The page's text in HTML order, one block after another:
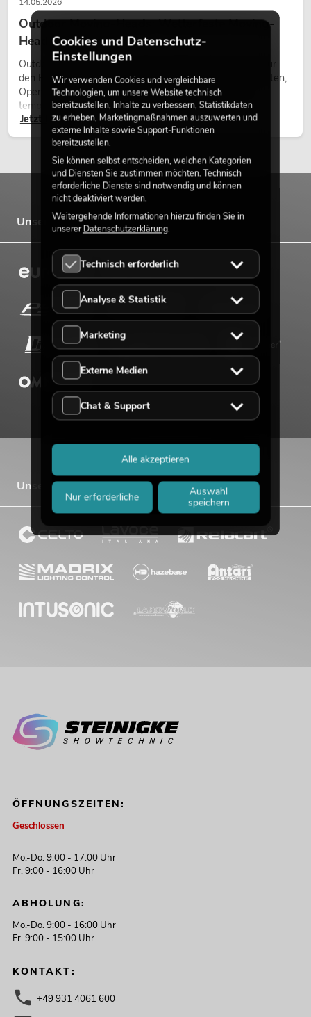
Outdoor Moving-Heads: Wetterfeste Moving-
Heads bei Events
Outdoor Moving-Heads sind bewegliche Scheinwerfer für
den Einsatz im Freien. Sie werden bei Festivals, Stadtfesten,
Open-Air-Konzerten, Architekturinszenierungen und
temporären Außeninstallationen eingesetzt.
Jetzt lesen
Unsere Marken
Unsere Vertriebsmarken
ÖFFNUNGSZEITEN:
Geschlossen
Mo.-Do. 9:00 - 17:00 Uhr
Fr. 9:00 - 16:00 Uhr
ABHOLUNG:
Mo.-Do. 9:00 - 16:00 Uhr
Fr. 9:00 - 15:00 Uhr
KONTAKT:
+49 931 4061 600
Cookies und Datenschutz-
Einstellungen
Wir verwenden Cookies und vergleichbare
Technologien, um unsere Website technisch
bereitzustellen, Inhalte zu verbessern, Statistikdaten
zu erheben, Marketingmaßnahmen auszuwerten und
externe Inhalte sowie Support-Funktionen
bereitzustellen.
Sie können selbst entscheiden, welchen Kategorien
und Diensten Sie zustimmen möchten. Technisch
erforderliche Dienste sind notwendig und können
nicht deaktiviert werden.
Weitergehende Informationen hierzu finden Sie in
unsererDatenschutzerklärung.
Technisch erforderlich
Analyse & Statistik
Marketing
Externe Medien
Chat & Support
Nur erforderliche
Auswahl
speichern
Alle akzeptieren